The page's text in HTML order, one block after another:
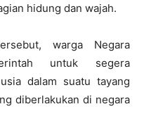
hidung dan wajah.
warga Negara
untuk segera
dalam suatu tayang
diberlakukan di negara